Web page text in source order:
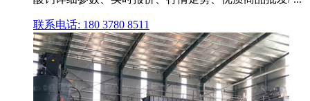
联系电话: 180 3780 8511